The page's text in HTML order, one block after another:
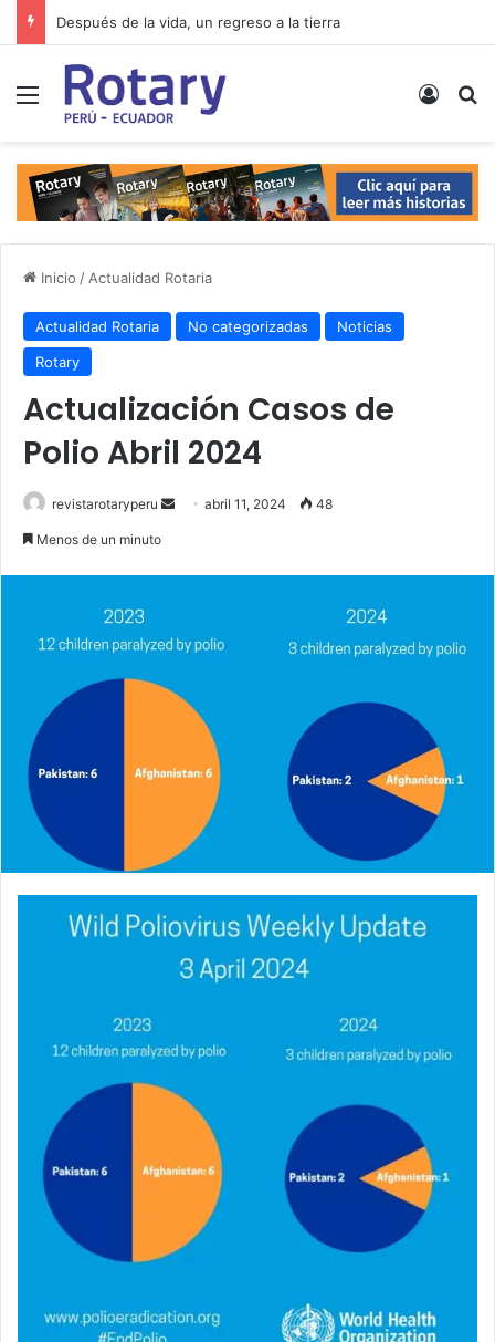
Después de la vida, un regreso a la tierra
Menú
Inicio / Actualidad Rotaria
Actualidad Rotaria No categorizadas
Noticias
Rotary
Actualización Casos de
Polio Abril 2024
revistarotaryperu
Sendabril 11, 2024 48
Menos de un minuto